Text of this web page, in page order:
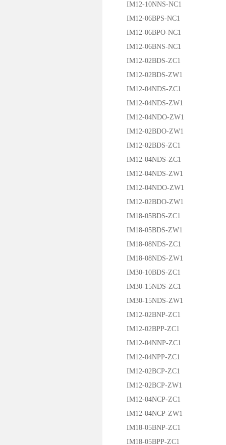
IM12-10NNS-NC1
IM12-06BPS-NC1
IM12-06BPO-NC1
IM12-06BNS-NC1
IM12-02BDS-ZC1
IM12-02BDS-ZW1
IM12-04NDS-ZC1
IM12-04NDS-ZW1
IM12-04NDO-ZW1
IM12-02BDO-ZW1
IM12-02BDS-ZC1
IM12-04NDS-ZC1
IM12-04NDS-ZW1
IM12-04NDO-ZW1
IM12-02BDO-ZW1
IM18-05BDS-ZC1
IM18-05BDS-ZW1
IM18-08NDS-ZC1
IM18-08NDS-ZW1
IM30-10BDS-ZC1
IM30-15NDS-ZC1
IM30-15NDS-ZW1
IM12-02BNP-ZC1
IM12-02BPP-ZC1
IM12-04NNP-ZC1
IM12-04NPP-ZC1
IM12-02BCP-ZC1
IM12-02BCP-ZW1
IM12-04NCP-ZC1
IM12-04NCP-ZW1
IM18-05BNP-ZC1
IM18-05BPP-ZC1